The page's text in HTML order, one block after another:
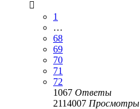
1
…
68
69
70
71
72
1067 Ответы
2114007 Просмотры